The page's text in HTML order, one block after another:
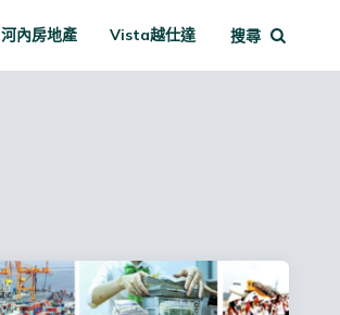
河內房地產 Vista越仕達 搜尋